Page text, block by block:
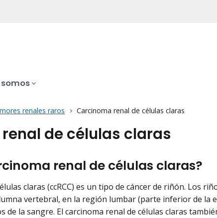
renales raros Carcinoma renal de células claras
de células claras
renal de células claras?
claras (ccRCC) es un tipo de cáncer de riñón. Los
vertebral, en la región lumbar (parte inferior de la
de la sangre. El carcinoma renal de células claras